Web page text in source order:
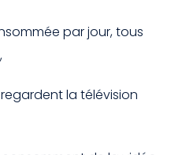
par jour, tous
la télévision